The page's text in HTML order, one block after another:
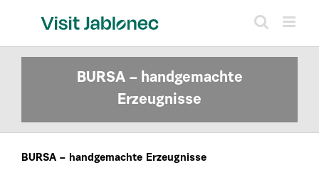
BURSA – handgemachte
Erzeugnisse
BURSA – handgemachte Erzeugnisse